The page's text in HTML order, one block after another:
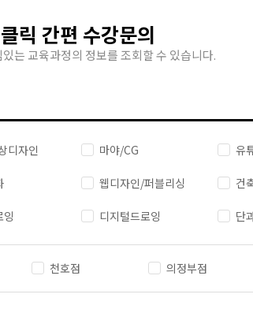
릭 간편 수강문의
는 교육과정의 정보를 조회할 수 있습니다.
디자인 마야/CG 유
웹디자인/퍼블리싱 건
잉 디지털드로잉 단
천호점 의정부점